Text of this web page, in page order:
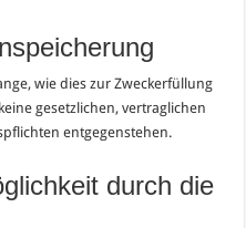
wie dies zur Zweckerfüllung
gesetzlichen, vertraglichen
entgegenstehen.
durch die